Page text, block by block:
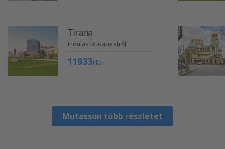
Tirana
Indulás Budapestről
11933HUF
Mutasson több részletet